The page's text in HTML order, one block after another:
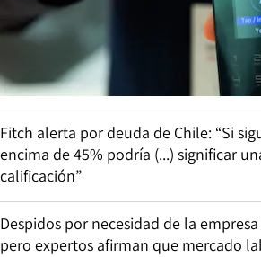
Fitch alerta por deuda de Chile: “Si
encima de 45% podría (...) significar
calificación”
Despidos por necesidad de la
pero expertos afirman que mercado